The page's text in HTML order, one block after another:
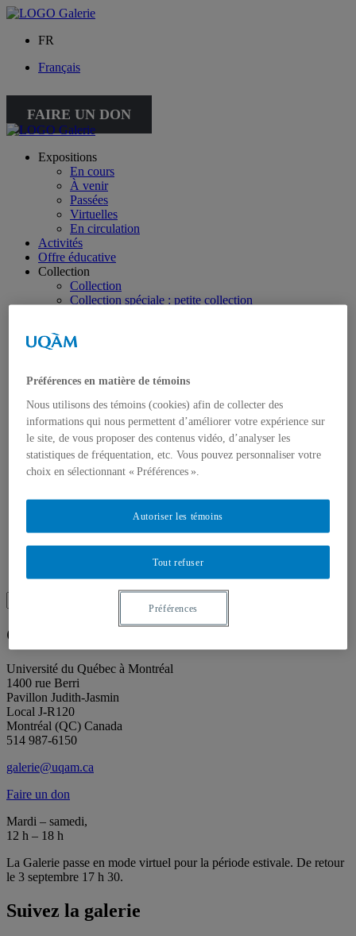
FR
Français
FAIRE UN DON
Expositions
En cours
À venir
Passées
Virtuelles
En circulation
Activités
Offre éducative
Collection
Collection
Collection spéciale : petite collection
Publications
À propos des Éditions les petits carnets
Actualités
À propos
Accessibilité
Contact
Mandat
Historique
Proposition de projet
Salle de presse
for:
Search
Galerie de l’UQAM
Université du Québec à Montréal
1400 rue Berri
Pavillon Judith-Jasmin
Local J-R120
Montréal (QC) Canada
514 987-6150
galerie@uqam.ca
Faire un don
Mardi – samedi,
12 h – 18 h
La Galerie passe en mode virtuel pour la période estivale. De retour
le 3 septembre 17 h 30.
Suivez la galerie
Préférences en matière de témoins
Nous utilisons des témoins (cookies) afin de collecter des
informations qui nous permettent d’améliorer votre expérience sur
le site, de vous proposer des contenus vidéo, d’analyser les
statistiques de fréquentation, etc. Vous pouvez personnaliser votre
choix en sélectionnant « Préférences ».
Tout refuser
Autoriser les témoins
Préférences